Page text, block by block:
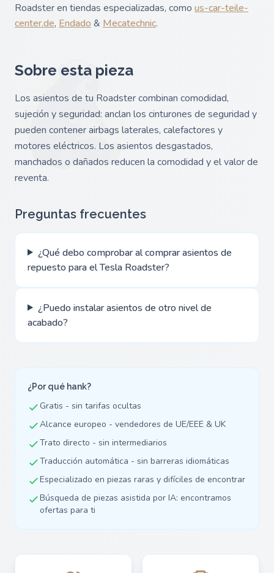
Roadster en tiendas especializadas, como us-car-teile-
center.de, Endado & Mecatechnic.
Sobre esta pieza
Los asientos de tu Roadster combinan comodidad,
sujeción y seguridad: anclan los cinturones de seguridad y
pueden contener airbags laterales, calefactores y
motores eléctricos. Los asientos desgastados,
manchados o dañados reducen la comodidad y el valor de
reventa.
Preguntas frecuentes
¿Qué debo comprobar al comprar asientos de
repuesto para el Tesla Roadster?
¿Puedo instalar asientos de otro nivel de
acabado?
¿Por qué hank?
Gratis - sin tarifas ocultas
Alcance europeo - vendedores de UE/EEE & UK
Trato directo - sin intermediarios
Traducción automática - sin barreras idiomáticas
Especializado en piezas raras y difíciles de encontrar
Búsqueda de piezas asistida por IA: encontramos
ofertas para ti